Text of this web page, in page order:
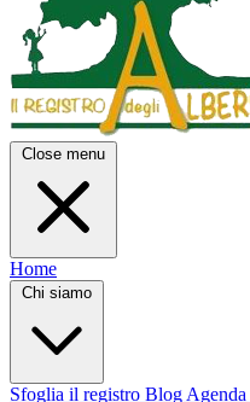
Close menu
Home
Chi siamo
Sfoglia il registro Blog Agenda